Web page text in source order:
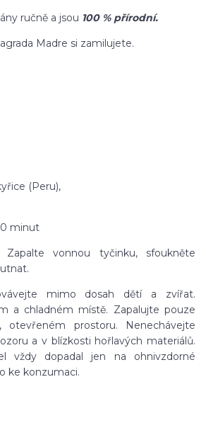
ručně a jsou 100 % přírodní.
Madre si zamilujete.
(Peru),
minut
vonnou tyčinku, sfoukněte
mimo dosah dětí a zvířat.
a chladném místě. Zapalujte pouze
prostoru. Nenechávejte
a v blízkosti hořlavých materiálů.
vždy dopadal jen na ohnivzdorné
ke konzumaci.